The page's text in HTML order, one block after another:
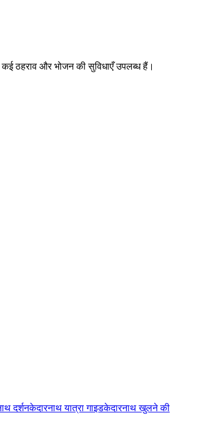
कई ठहराव और भोजन की सुविधाएँ उपलब्ध हैं।
दर्शनकेदारनाथ यात्रा गाइडकेदारनाथ खुलने की